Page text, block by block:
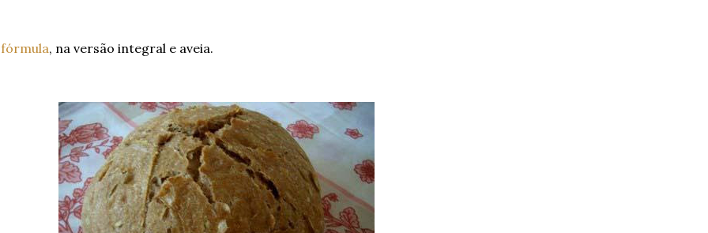
fórmula, na versão integral e aveia.